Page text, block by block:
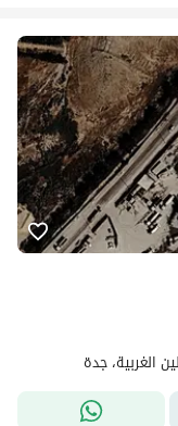
الغربية، جدة